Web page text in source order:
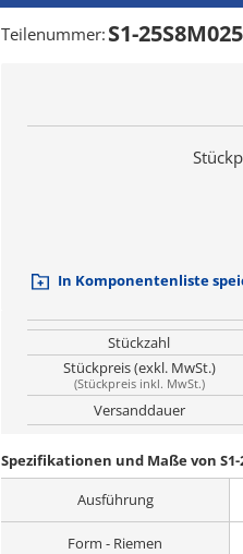
Teilenummer: S1-
In Komponentenliste
Stückzahl
Stückpreis (exkl. MwSt.)
(Stückpreis inkl. MwSt.)
Versanddauer
Spezifikationen und Maße von S1-
Ausführung
Form - Riemen